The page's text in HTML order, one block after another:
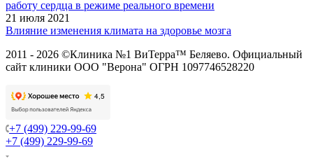
работу сердца в режиме реального времени
21 июля 2021
Влияние изменения климата на здоровье мозга
2011 - 2026 ©Клиника №1 ВиТерра™ Беляево. Официальный
сайт клиники ООО "Верона" ОГРН 1097746528220
+7 (499) 229-99-69
+7 (499) 229-99-69